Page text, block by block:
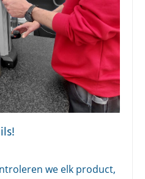
we elk product,